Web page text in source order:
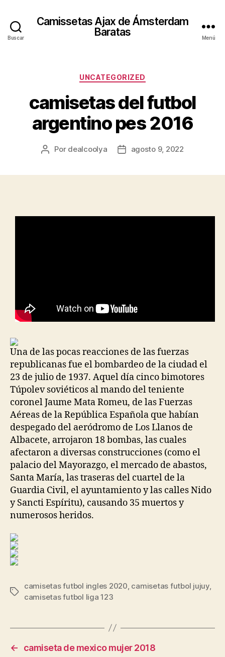
Buscar
Camissetas Ajax de Ámsterdam
Baratas
Menú
Categorías
UNCATEGORIZED
camisetas del futbol
argentino pes 2016
Autor
Por dealcoolya
Fechaagosto 9, 2022
Una de las pocas reacciones de las fuerzas
republicanas fue el bombardeo de la ciudad el
23 de julio de 1937. Aquel día cinco bimotores
Túpolev soviéticos al mando del teniente
coronel Jaume Mata Romeu, de las Fuerzas
Aéreas de la República Española que habían
despegado del aeródromo de Los Llanos de
Albacete, arrojaron 18 bombas, las cuales
afectaron a diversas construcciones (como el
palacio del Mayorazgo, el mercado de abastos,
Santa María, las traseras del cuartel de la
Guardia Civil, el ayuntamiento y las calles Nido
y Sancti Espíritu), causando 35 muertos y
numerosos heridos.
Etiquetas
camisetas futbol ingles 2020 camisetas futbol jujuy,
camisetas futbol liga 123
←
camiseta de mexico mujer 2018